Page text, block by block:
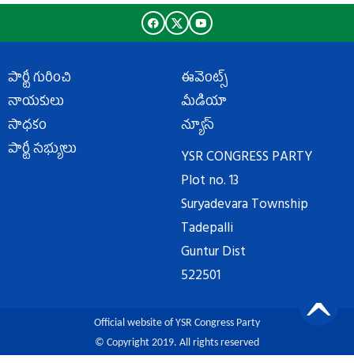
పార్టీ గురించి
నాయకులు
సాధకం
పార్టీ సభ్యులు
ఈవెంట్స్
మీడియా
న్యూస్
YSR CONGRESS PARTY
Plot no. 13
Suryadevara Township
Tadepalli
Guntur Dist
522501
Official website of YSR Congress Party
© Copyright 2019. All rights reserved